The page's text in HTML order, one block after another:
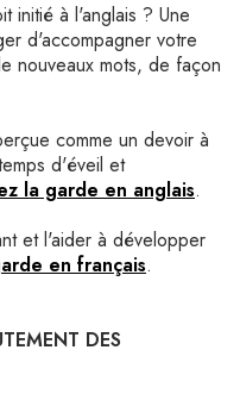
initié à l'anglais ? Une
d'accompagner votre
nouveaux mots, de façon
comme un devoir à
d'éveil et
la garde en anglais.
et l'aider à développer
en français.
DES